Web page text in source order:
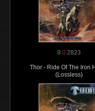
8 0 2823
Thor - Ride Of The Iron
(Lossless)